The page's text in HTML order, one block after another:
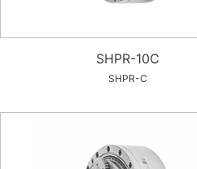
SHPR-10C
SHPR-C